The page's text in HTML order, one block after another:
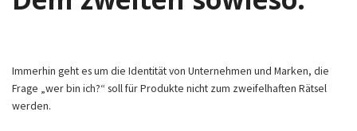
Immerhin geht es um die Identität von Unternehmen und Marken, die
Frage „wer bin ich?“ soll für Produkte nicht zum zweifelhaften Rätsel
werden.